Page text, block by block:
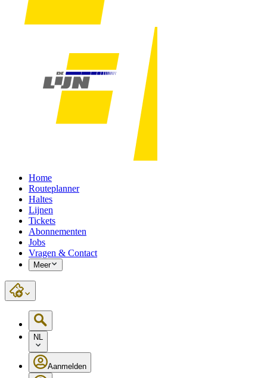
Home
Routeplanner
Haltes
Lijnen
Tickets
Abonnementen
Jobs
Vragen & Contact
Meer
NL
Aanmelden